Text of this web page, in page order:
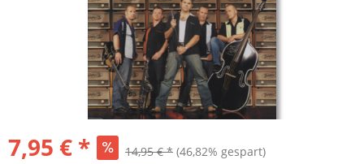
7,95 € * 14,95 € * (46,82% gespart)